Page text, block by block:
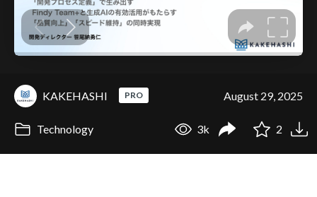
KAKEHASHI PRO August 29, 2025
Technology 3k 2